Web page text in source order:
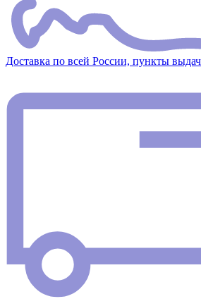
Доставка по всей России, пункты